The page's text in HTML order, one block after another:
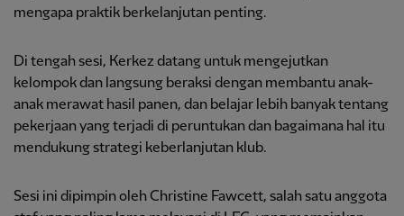
mengapa praktik berkelanjutan penting.
Di tengah sesi, Kerkez datang untuk mengejutkan
kelompok dan langsung beraksi dengan membantu anak-
anak merawat hasil panen, dan belajar lebih banyak tentang
pekerjaan yang terjadi di peruntukan dan bagaimana hal itu
mendukung strategi keberlanjutan klub.
Sesi ini dipimpin oleh Christine Fawcett, salah satu anggota